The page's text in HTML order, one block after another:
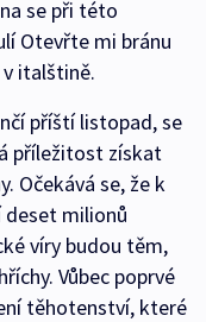
se při této
Otevřte mi bránu
italštině.
příští listopad, se
příležitost získat
Očekává se, že k
deset milionů
víry budou těm,
Vůbec poprvé
těhotenství, které